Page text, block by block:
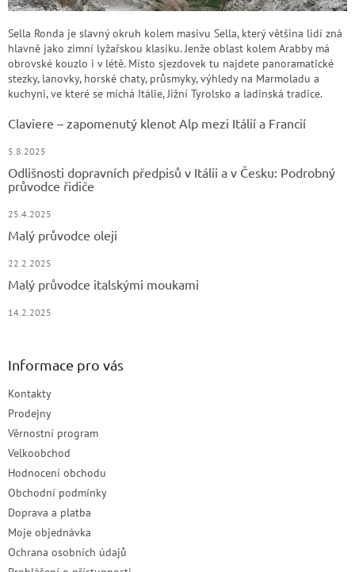
Sella Ronda je slavný okruh kolem masivu Sella, který většina lidí zná
hlavně jako zimní lyžařskou klasiku. Jenže oblast kolem Arabby má
obrovské kouzlo i v létě. Místo sjezdovek tu najdete panoramatické
stezky, lanovky, horské chaty, průsmyky, výhledy na Marmoladu a
kuchyni, ve které se míchá Itálie, Jižní Tyrolsko a ladinská tradice.
Claviere – zapomenutý klenot Alp mezi Itálií a Francií
5.8.2025
Odlišnosti dopravních předpisů v Itálii a v Česku: Podrobný
průvodce řidiče
25.4.2025
Malý průvodce oleji
22.2.2025
Malý průvodce italskými moukami
14.2.2025
Informace pro vás
Kontakty
Prodejny
Věrnostní program
Velkoobchod
Hodnocení obchodu
Obchodní podmínky
Doprava a platba
Moje objednávka
Ochrana osobních údajů